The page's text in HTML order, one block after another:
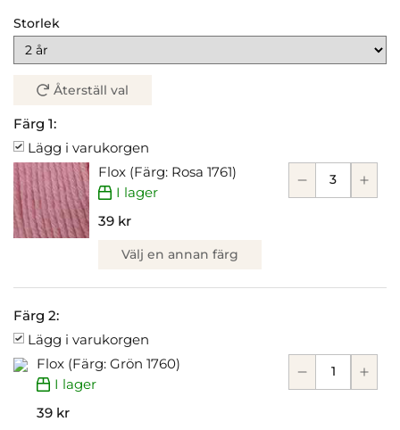
Storlek
Återställ val
Färg 1:
Lägg i varukorgen
Flox (Färg: Rosa 1761)
I lager
39 kr
Välj en annan färg
Färg 2:
Lägg i varukorgen
Flox (Färg: Grön 1760)
I lager
39 kr